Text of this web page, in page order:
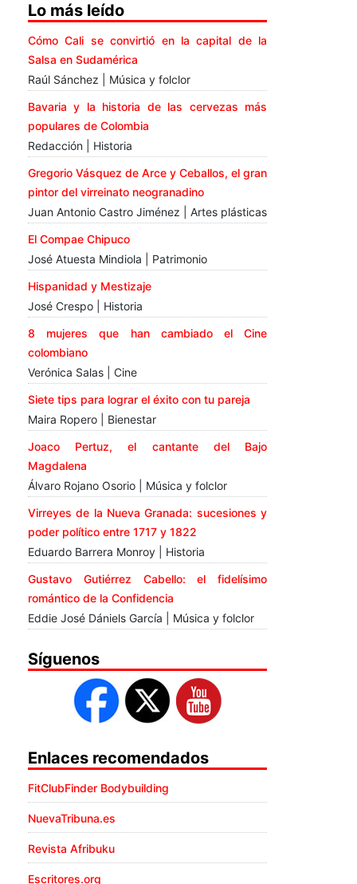
Lo más leído
Cómo Cali se convirtió en la capital de la
Salsa en Sudamérica
Raúl Sánchez | Música y folclor
Bavaria y la historia de las cervezas más
populares de Colombia
Redacción | Historia
Gregorio Vásquez de Arce y Ceballos, el gran
pintor del virreinato neogranadino
Juan Antonio Castro Jiménez | Artes plásticas
El Compae Chipuco
José Atuesta Mindiola | Patrimonio
Hispanidad y Mestizaje
José Crespo | Historia
8 mujeres que han cambiado el Cine
colombiano
Verónica Salas | Cine
Siete tips para lograr el éxito con tu pareja
Maira Ropero | Bienestar
Joaco Pertuz, el cantante del Bajo
Magdalena
Álvaro Rojano Osorio | Música y folclor
Virreyes de la Nueva Granada: sucesiones y
poder político entre 1717 y 1822
Eduardo Barrera Monroy | Historia
Gustavo Gutiérrez Cabello: el fidelísimo
romántico de la Confidencia
Eddie José Dániels García | Música y folclor
Síguenos
Enlaces recomendados
FitClubFinder Bodybuilding
NuevaTribuna.es
Revista Afribuku
Escritores.org